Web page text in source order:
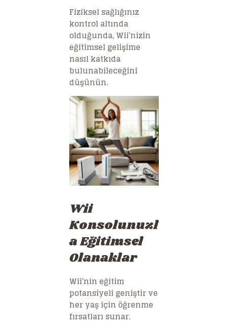
Fiziksel sağlığınız
kontrol altında
olduğunda, Wii’nizin
eğitimsel gelişime
nasıl katkıda
bulunabileceğini
düşünün.
Wii
Konsolunuzl
a Eğitimsel
Olanaklar
Wii’nin eğitim
potansiyeli geniştir ve
her yaş için öğrenme
fırsatları sunar.